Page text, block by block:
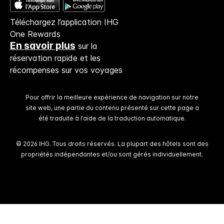
Téléchargez l’application IHG
One Rewards
En savoir plus sur la
réservation rapide et les
récompenses sur vos voyages
nous nous efforçons de la protéger. Tous les
renseignements personnels que vous donnez
sont cryptés et sécurisés.
Pour offrir la meilleure expérience de navigation sur notre
site web, une partie du contenu présenté sur cette page a
été traduite à l’aide de la traduction automatique.
© 2026 IHG. Tous droits réservés. La plupart des hôtels sont des
propriétés indépendantes et/ou sont gérés individuellement.